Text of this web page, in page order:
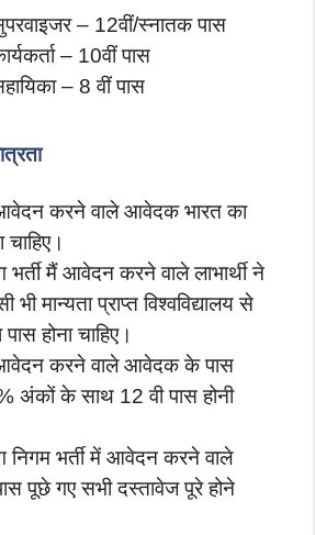
– 12वीं/स्नातक पास
– 10वीं पास
– 8 वीं पास
करने वाले आवेदक भारत का
चाहिए।
भर्ती मैं आवेदन करने वाले लाभार्थी ने
भी मान्यता प्राप्त विश्वविद्यालय से
पास होना चाहिए।
आवेदन करने वाले आवेदक के पास
अंकों के साथ 12 वी पास होनी
निगम भर्ती में आवेदन करने वाले
पूछे गए सभी दस्तावेज पूरे होने